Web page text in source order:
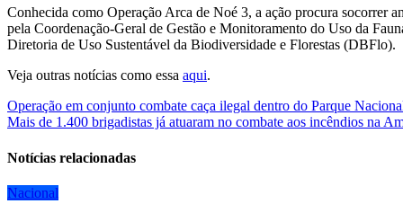
Conhecida como Operação Arca de Noé 3, a ação procura socorrer
pela Coordenação-Geral de Gestão e Monitoramento do Uso da
Diretoria de Uso Sustentável da Biodiversidade e Florestas (DBFlo).
Veja outras notícias como essa aqui.
Navegação
de
Post
Operação em conjunto combate caça ilegal dentro do Parque
Mais de 1.400 brigadistas já atuaram no combate aos incêndios na
Notícias relacionadas
Nacional